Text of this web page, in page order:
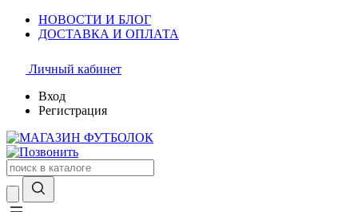
НОВОСТИ И БЛОГ
ДОСТАВКА И ОПЛАТА
Личный кабинет
Вход
Регистрация